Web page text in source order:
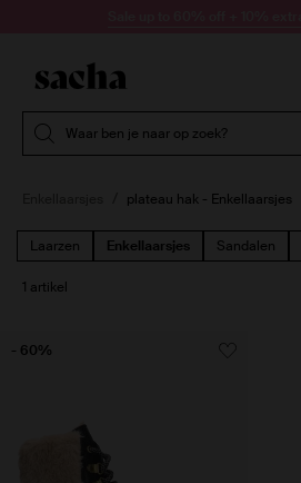
Waar ben je naar op zoek?
plateau hak - Enkellaarsjes
Laarzen Enkellaarsjes Sandalen
1 artikel
- 60%